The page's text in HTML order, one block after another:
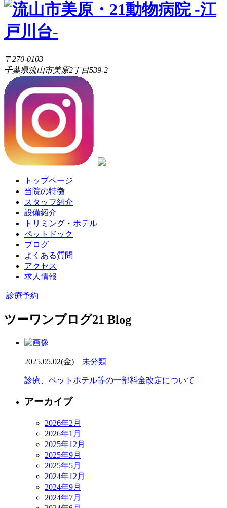
〒270-0103
千葉県流山市美原2丁目539-2
トップページ
当院の特徴
スタッフ紹介
設備紹介
トリミング・ホテル
ペットドック
ブログ
よくある質問
アクセス
求人情報
診療予約
ツーワンブログ21 Blog
2025.05.02(金) 未分類
診療、ペットホテル等の一部料金改定について
アーカイブ
2026年2月
2026年1月
2025年12月
2025年9月
2025年5月
2024年12月
2024年9月
2024年7月